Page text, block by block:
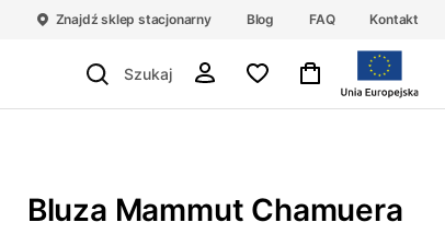
Znajdź sklep stacjonarny Blog FAQ Kontakt
Bluza Mammut Chamuera